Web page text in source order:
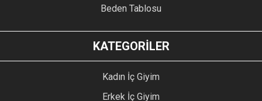
Beden Tablosu
KATEGORİLER
Kadın İç Giyim
Erkek İç Giyim